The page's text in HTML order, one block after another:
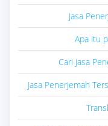
Jasa
Apa itu
Cari Jasa
Jasa Penerjemah